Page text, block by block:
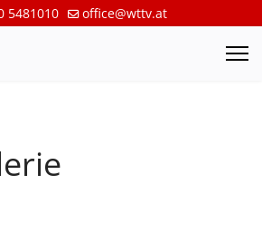
5481010 office@wttv.at